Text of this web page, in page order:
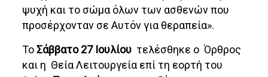
ψυχή και το σώμα όλων των ασθενών που
προσέρχονταν σε Αυτόν για θεραπεία».
ΤοΣάββατο 27 Ιουλίου τελέσθηκε ο Όρθρος
και η Θεία Λειτουργεία επί τη εορτή του